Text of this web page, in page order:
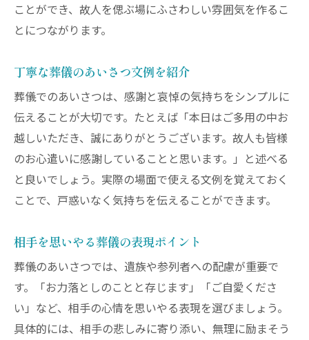
ことができ、故人を偲ぶ場にふさわしい雰囲気を作るこ
とにつながります。
丁寧な葬儀のあいさつ文例を紹介
葬儀でのあいさつは、感謝と哀悼の気持ちをシンプルに
伝えることが大切です。たとえば「本日はご多用の中お
越しいただき、誠にありがとうございます。故人も皆様
のお心遣いに感謝していることと思います。」と述べる
と良いでしょう。実際の場面で使える文例を覚えておく
ことで、戸惑いなく気持ちを伝えることができます。
相手を思いやる葬儀の表現ポイント
葬儀のあいさつでは、遺族や参列者への配慮が重要で
す。「お力落としのことと存じます」「ご自愛くださ
い」など、相手の心情を思いやる表現を選びましょう。
具体的には、相手の悲しみに寄り添い、無理に励まそう